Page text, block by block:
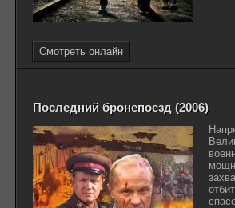
Смотреть онлайн
Последний бронепоезд (2006)